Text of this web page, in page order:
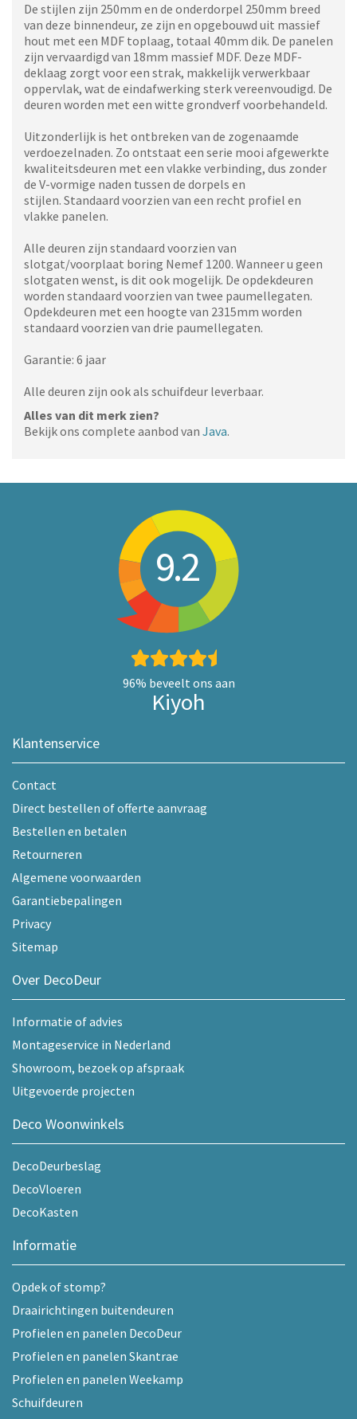
De stijlen zijn 250mm en de onderdorpel 250mm breed
van deze binnendeur, ze zijn en opgebouwd uit massief
hout met een MDF toplaag, totaal 40mm dik. De panelen
zijn vervaardigd van 18mm massief MDF. Deze MDF-
deklaag zorgt voor een strak, makkelijk verwerkbaar
oppervlak, wat de eindafwerking sterk vereenvoudigd. De
deuren worden met een witte grondverf voorbehandeld.
Uitzonderlijk is het ontbreken van de zogenaamde
verdoezelnaden. Zo ontstaat een serie mooi afgewerkte
kwaliteitsdeuren met een vlakke verbinding, dus zonder
de V-vormige naden tussen de dorpels en
stijlen. Standaard voorzien van een recht profiel en
vlakke panelen.
Alle deuren zijn standaard voorzien van
slotgat/voorplaat boring Nemef 1200. Wanneer u geen
slotgaten wenst, is dit ook mogelijk. De opdekdeuren
worden standaard voorzien van twee paumellegaten.
Opdekdeuren met een hoogte van 2315mm worden
standaard voorzien van drie paumellegaten.
Garantie: 6 jaar
Alle deuren zijn ook als schuifdeur leverbaar.
Alles van dit merk zien?
Bekijk ons complete aanbod van Java.
9.2
96% beveelt ons aan
Kiyoh
Klantenservice
Contact
Direct bestellen of offerte aanvraag
Bestellen en betalen
Retourneren
Algemene voorwaarden
Garantiebepalingen
Privacy
Sitemap
Over DecoDeur
Informatie of advies
Montageservice in Nederland
Showroom, bezoek op afspraak
Uitgevoerde projecten
Deco Woonwinkels
DecoDeurbeslag
DecoVloeren
DecoKasten
Informatie
Opdek of stomp?
Draairichtingen buitendeuren
Profielen en panelen DecoDeur
Profielen en panelen Skantrae
Profielen en panelen Weekamp
Schuifdeuren